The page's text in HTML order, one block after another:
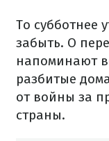
То субботнее
забыть. О
напоминают
разбитые
от войны за
страны.